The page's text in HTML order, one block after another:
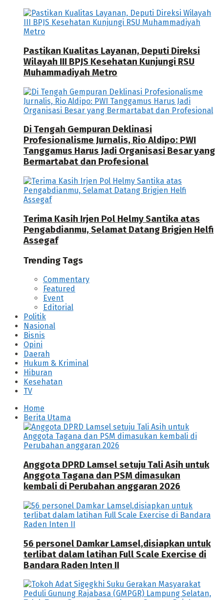
Pastikan Kualitas Layanan, Deputi Direksi
Wilayah III BPJS Kesehatan Kunjungi RSU
Muhammadiyah Metro
Di Tengah Gempuran Deklinasi
Profesionalisme Jurnalis, Rio Aldipo: PWI
Tanggamus Harus Jadi Organisasi Besar yang
Bermartabat dan Profesional
Terima Kasih Irjen Pol Helmy Santika atas
Pengabdianmu, Selamat Datang Brigjen Helfi
Assegaf
Trending Tags
Commentary
Featured
Event
Editorial
Politik
Nasional
Bisnis
Opini
Daerah
Hukum & Kriminal
Hiburan
Kesehatan
TV
Home
Berita Utama
Anggota DPRD Lamsel setuju Tali Asih untuk
Anggota Tagana dan PSM dimasukan
kembali di Perubahan anggaran 2026
56 personel Damkar Lamsel,disiapkan untuk
terlibat dalam latihan Full Scale Exercise di
Bandara Raden Inten II